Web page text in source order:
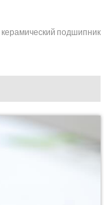
керамический подшипник